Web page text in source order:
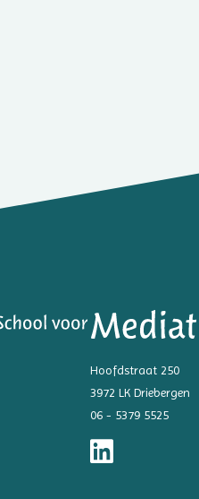
Hoofdstraat 250
3972 LK Driebergen
06 - 5379 5525